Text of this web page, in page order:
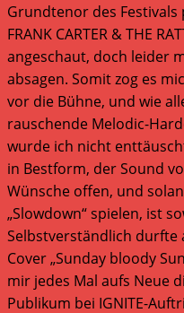
Grundtenor des Festivals
FRANK CARTER & THE
angeschaut, doch leider
absagen. Somit zog es
vor die Bühne, und wie
rauschende Melodic-
wurde ich nicht
in Bestform, der Sound
Wünsche offen, und
„Slowdown“ spielen, ist
Selbstverständlich durfte
Cover „Sunday bloody
mir jedes Mal aufs Neue
Publikum bei IGNITE-